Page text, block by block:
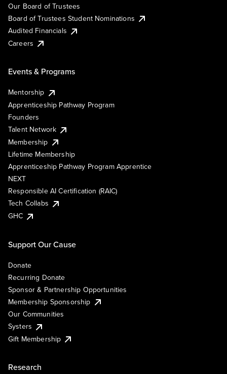
Our Board of Trustees
Board of Trustees Student Nominations
Audited Financials
Careers
Events & Programs
Mentorship
Apprenticeship Pathway Program
Founders
Talent Network
Membership
Lifetime Membership
Apprenticeship Pathway Program Apprentice
NEXT
Responsible AI Certification (RAIC)
Tech Collabs
GHC
Support Our Cause
Donate
Recurring Donate
Sponsor & Partnership Opportunities
Membership Sponsorship
Our Communities
Systers
Gift Membership
Research